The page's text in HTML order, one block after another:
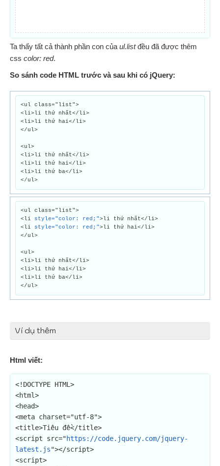
Ta thấy tất cả thành phần con của ul.listđều đã được thêm
css color: red.
So sánh code HTML trước và sau khi có jQuery:
<ul class="list">
<li>li thứ nhất</li>
<li>li thứ hai</li>
</ul>
<ul>
<li>li thứ nhất</li>
<li>li thứ hai</li>
<li>li thứ ba</li>
</ul>
<ul class="list">
<li style="color: red;">li thứ nhất</li>
<li style="color: red;">li thứ hai</li>
</ul>
<ul>
<li>li thứ nhất</li>
<li>li thứ hai</li>
<li>li thứ ba</li>
</ul>
Ví dụ thêm
Html viết:
<!DOCTYPE HTML>
<html>
<head>
<meta charset="utf-8">
<title>Tiêu đề</title>
<script src="https://code.jquery.com/jquery-
latest.js"></script>
<script>